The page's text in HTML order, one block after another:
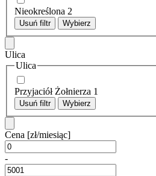
Nieokreślona 2
Usuń filtr Wybierz
Ulica
Ulica
Przyjaciół Żołnierza 1
Usuń filtr Wybierz
Cena [zł/miesiąc]
-